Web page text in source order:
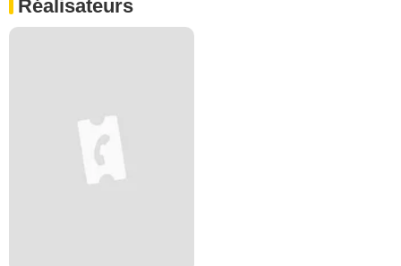
Réalisateurs